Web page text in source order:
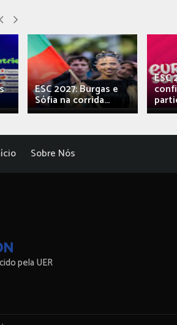
ESC 2027: Burgas e
Sófia na corrida...
ESC
Sobre Nós
pela UER